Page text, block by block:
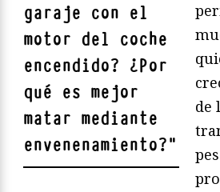
garaje con el
motor del coche
encendido? ¿Por
qué es mejor
matar mediante
envenenamiento?"
de